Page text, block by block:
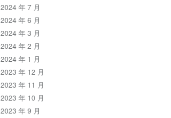
2024 年 7 月
2024 年 6 月
2024 年 3 月
2024 年 2 月
2024 年 1 月
2023 年 12 月
2023 年 11 月
2023 年 10 月
2023 年 9 月